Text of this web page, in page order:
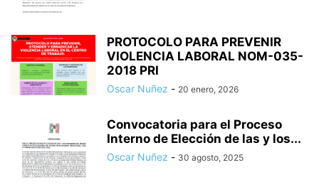
PROTOCOLO PARA PREVENIR
VIOLENCIA LABORAL NOM-035-
2018 PRI
Oscar Nuñez - 20 enero, 2026
Convocatoria para el Proceso
Interno de Elección de las y los...
Oscar Nuñez - 30 agosto, 2025